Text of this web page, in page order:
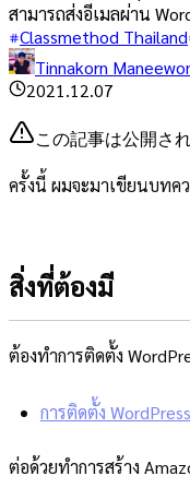
สามารถส่งอีเมลผ่าน
Classmethod Thailand
Tinnakorn
2021.12.07
この記事は公開さ
ครั้งนี้ ผมจะมาเขียนบทคว
สิ่งที่ต้องมี
ต้องทำการติดตั้ง
การติดตั้ง
ต่อด้วยทำการสร้าง